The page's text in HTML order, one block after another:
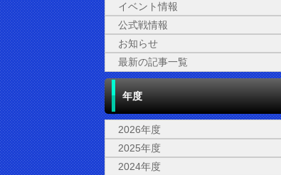
イベント情報
公式戦情報
お知らせ
最新の記事一覧
年度
2026年度
2025年度
2024年度